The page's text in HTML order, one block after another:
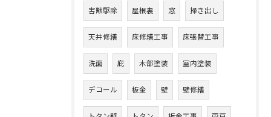
害獣駆除 屋根裏 窓 掃き出し
天井修繕 床修繕工事 床張替工事
洗面 庇 木部塗装 室内塗装
デコール 板金 壁 壁修繕